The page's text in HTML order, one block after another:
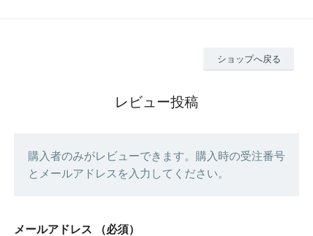
ショップへ戻る
レビュー投稿
購入者のみがレビューできます。購入時の受注番号
とメールアドレスを入力してください。
メールアドレス （必須）